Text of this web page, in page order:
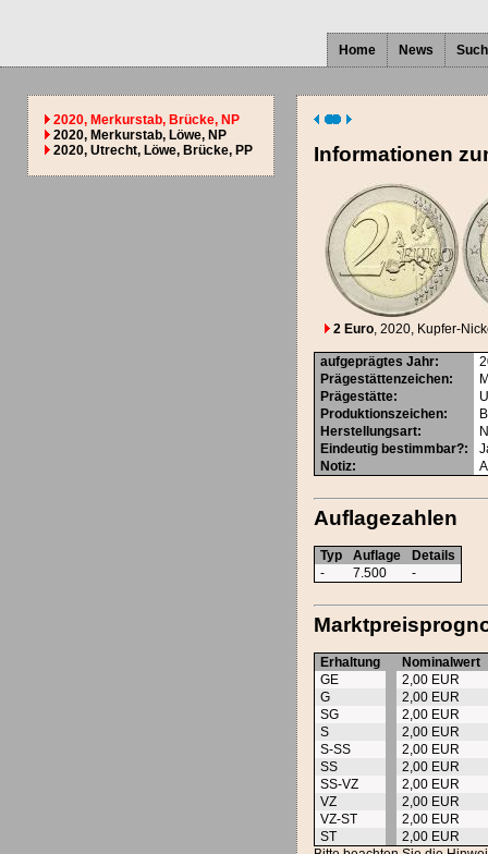
Home News
2020, Merkurstab, Brücke, NP
2020, Merkurstab, Löwe, NP
2020, Utrecht, Löwe, Brücke, PP
Informationen
2 Euro, 2020, Kupfer-
aufgeprägtes Jahr:
Prägestättenzeichen:
Prägestätte:
Produktionszeichen:
Herstellungsart:
Eindeutig bestimmbar?:
Notiz:
Auflagezahlen
Typ Auflage
Details
-
7.500 -
Erhaltung
Nominalwert
GE
2,00 EUR
G
2,00 EUR
SG
2,00 EUR
S
2,00 EUR
S-SS
2,00 EUR
SS
2,00 EUR
SS-VZ
2,00 EUR
VZ
2,00 EUR
VZ-ST
2,00 EUR
ST
2,00 EUR